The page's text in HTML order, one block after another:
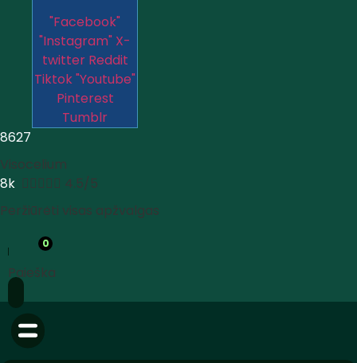
"Facebook"
"Instagram" X-
twitter Reddit
Tiktok"Youtube"
Pinterest
Tumblr
8627
Visocelium
8k  4.5/5
Peržiūrėti visas apžvalgas
0
Paieška